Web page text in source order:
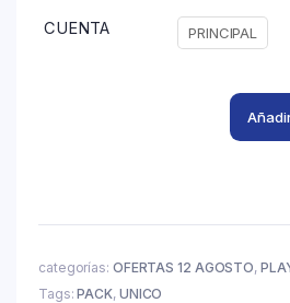
CUENTA PRINCIPAL
categorías: OFERTAS 12 AGOSTO,
Tags:PACK, UNICO